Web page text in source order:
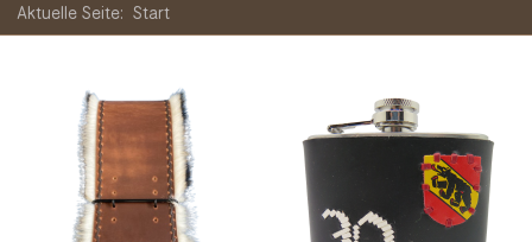
Aktuelle Seite: Start